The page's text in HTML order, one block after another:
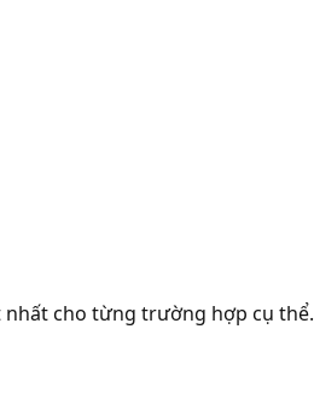
cho từng trường hợp cụ thể.